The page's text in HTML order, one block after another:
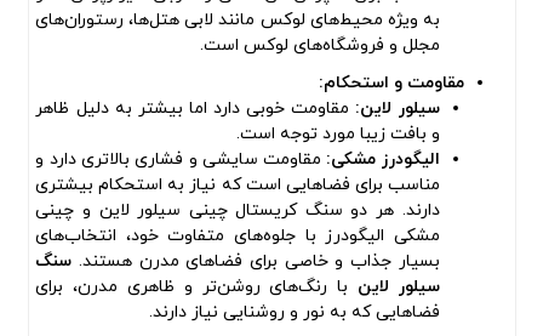
به ویژه محیط‌های لوکس مانند لابی هتل‌ها، رستوران‌های
مجلل و فروشگاه‌های لوکس است.
مقاومت و استحکام:
سیلور لاین: مقاومت خوبی دارد اما بیشتر به دلیل ظاهر
و بافت زیبا مورد توجه است.
الیگودرز مشکی: مقاومت سایشی و فشاری بالاتری دارد و
مناسب برای فضاهایی است که نیاز به استحکام بیشتری
دارند. هر دو سنگ کریستال چینی سیلور لاین و چینی
مشکی الیگودرز با جلوه‌های متفاوت خود، انتخاب‌های
بسیار جذاب و خاصی برای فضاهای مدرن هستند. سنگ
سیلور لاین با رنگ‌های روشن‌تر و ظاهری مدرن، برای
فضاهایی که به نور و روشنایی نیاز دارند.